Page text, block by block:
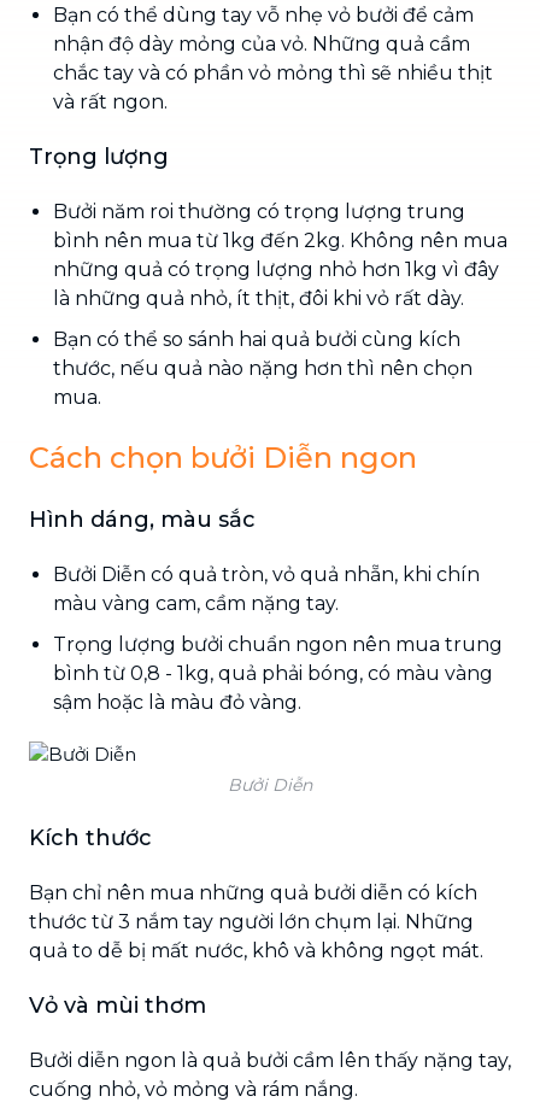
Bạn có thể dùng tay vỗ nhẹ vỏ bưởi để cảm
nhận độ dày mỏng của vỏ. Những quả cầm
chắc tay và có phần vỏ mỏng thì sẽ nhiều thịt
và rất ngon.
Trọng lượng
Bưởi năm roi thường có trọng lượng trung
bình nên mua từ 1kg đến 2kg. Không nên mua
những quả có trọng lượng nhỏ hơn 1kg vì đây
là những quả nhỏ, ít thịt, đôi khi vỏ rất dày.
Bạn có thể so sánh hai quả bưởi cùng kích
thước, nếu quả nào nặng hơn thì nên chọn
mua.
Cách chọn bưởi Diễn ngon
Hình dáng, màu sắc
Bưởi Diễn có quả tròn, vỏ quả nhẵn, khi chín
màu vàng cam, cầm nặng tay.
Trọng lượng bưởi chuẩn ngon nên mua trung
bình từ 0,8 - 1kg, quả phải bóng, có màu vàng
sậm hoặc là màu đỏ vàng.
Bưởi Diễn
Kích thước
Bạn chỉ nên mua những quả bưởi diễn có kích
thước từ 3 nắm tay người lớn chụm lại. Những
quả to dễ bị mất nước, khô và không ngọt mát.
Vỏ và mùi thơm
Bưởi diễn ngon là quả bưởi cầm lên thấy nặng tay,
cuống nhỏ, vỏ mỏng và rám nắng.